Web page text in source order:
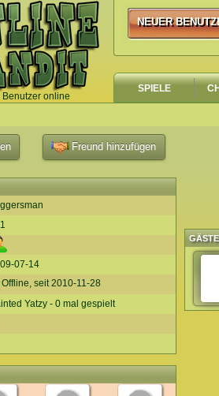
Benutzer online
NEUER
NEUER
SPIELE
Freund hinzufügen
07-14
Offline, seit2010-11-28
Yatzy - 0 mal gespielt